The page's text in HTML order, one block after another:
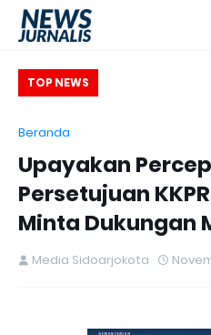
TOP NEWS
BPN, Menteri
Pelayanan
Beranda
Upayakan
Persetujuan
Minta Dukungan
Media Sidoarjokota